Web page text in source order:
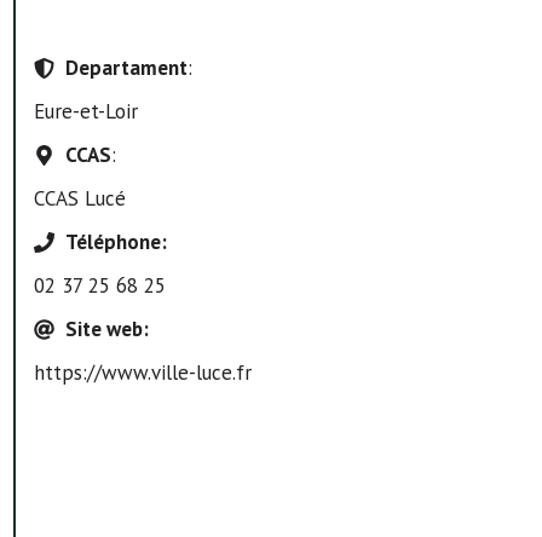
Departament:
Eure-et-Loir
CCAS:
CCAS Lucé
Téléphone:
02 37 25 68 25
Site web:
https://www.ville-luce.fr